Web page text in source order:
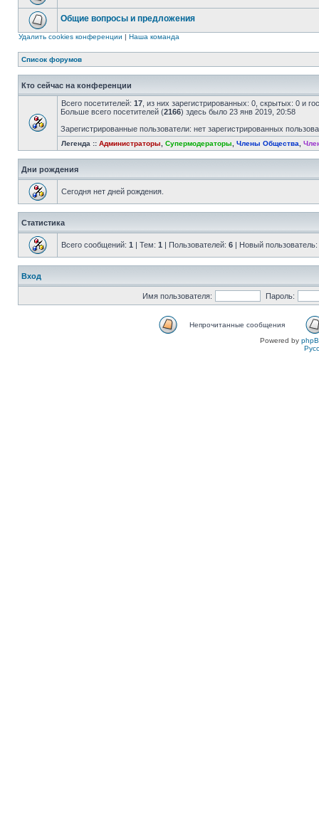
Общие вопросы и предложения
Удалить cookies конференции | Наша команда
Список форумов
Кто сейчас на конференции
Всего посетителей: 17 , из них зарегистрированных: 0, скрытых: 0 и
Больше всего посетителей (2166) здесь было 23 янв 2019, 20:58
Зарегистрированные пользователи: нет зарегистрированных
Легенда :: Администраторы Супермодераторы Члены Общества
Дни рождения
Сегодня нет дней рождения.
Статистика
Всего сообщений: 1 | Тем: 1 | Пользователей: 6 | Новый пользователь:
Вход
Имя пользователя: Пароль:
Непрочитанные сообщения
Powered by